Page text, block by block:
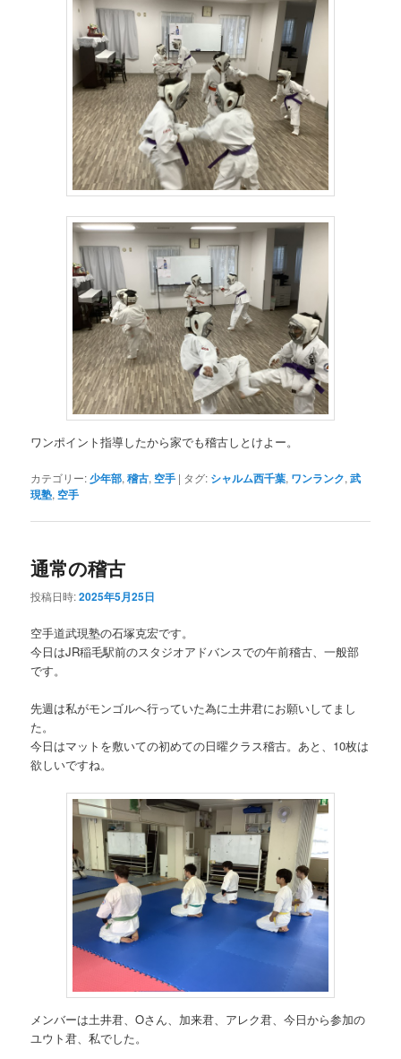
ワンポイント指導したから家でも稽古しとけよー。
カテゴリー:少年部,稽古, 空手 | タグ: シャルム西千葉, ワンランク,武
現塾, 空手
通常の稽古
投稿日時:2025年5月25日
空手道武現塾の石塚克宏です。
今日はJR稲毛駅前のスタジオアドバンスでの午前稽古、一般部
です。
先週は私がモンゴルへ行っていた為に土井君にお願いしてまし
た。
今日はマットを敷いての初めての日曜クラス稽古。あと、10枚は
欲しいですね。
メンバーは土井君、Oさん、加来君、アレク君、今日から参加の
ユウト君、私でした。